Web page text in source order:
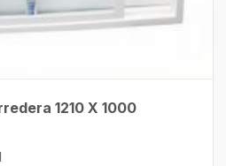
1210 X 1000